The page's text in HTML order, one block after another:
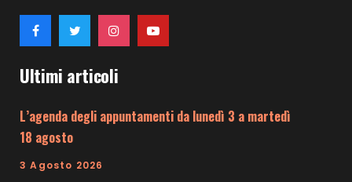
Ultimi articoli
L’agenda degli appuntamenti da lunedì 3 a martedì
18 agosto
3 Agosto 2026